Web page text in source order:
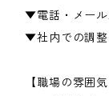
▼電話・メー
▼社内での調
【職場の雰囲気